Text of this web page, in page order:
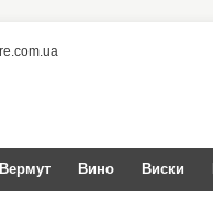
Вермут Вино Виски